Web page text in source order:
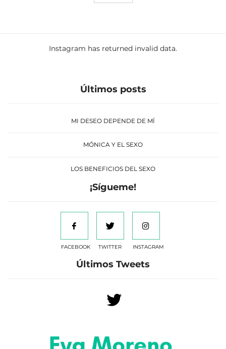
Instagram has returned invalid data.
Últimos posts
MI DESEO DEPENDE DE MÍ
MÓNICA Y EL SEXO
LOS BENEFICIOS DEL SEXO
¡Sígueme!
FACEBOOK TWITTER INSTAGRAM
Últimos Tweets